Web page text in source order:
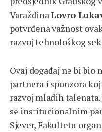
VaraždinaLovro
potvrđena važnost
razvoj tehnološkog
Ovaj događaj ne bi bio
partnera i sponzora
razvoj mladih talenata.
se institucionalnim
Sjever, Fakultetu